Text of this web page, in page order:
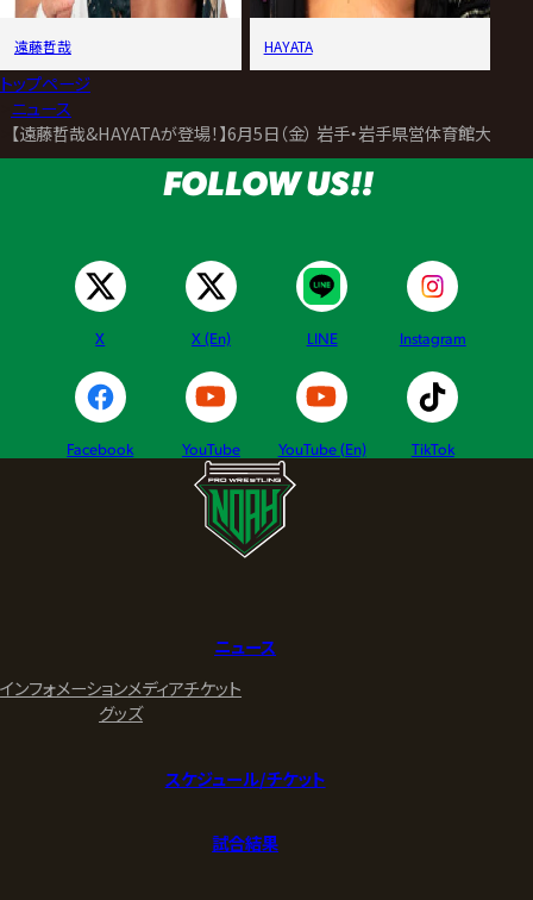
遠藤哲哉 HAYATA
トップページ
ニュース
【遠藤哲哉&HAYATAが登場！】6月5日（金） 岩手・岩手県営体育館大会
FOLLOW US!!
X X (En) LINE Instagram
Facebook YouTube YouTube (En) TikTok
ニュース
インフォメーションメディアチケット
グッズ
スケジュール/チケット
試合結果